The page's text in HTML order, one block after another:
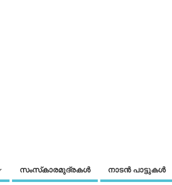
സംസ്‌കാരമുദ്രകള്‍ നാടന്‍ പാട്ടുകള്‍